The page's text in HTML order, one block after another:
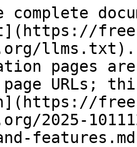
complete
llms.txt).
pages
URLs;
2025-